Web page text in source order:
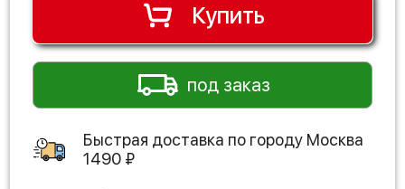
Купить
под заказ
Быстрая доставка по городу Москва
1490 ₽